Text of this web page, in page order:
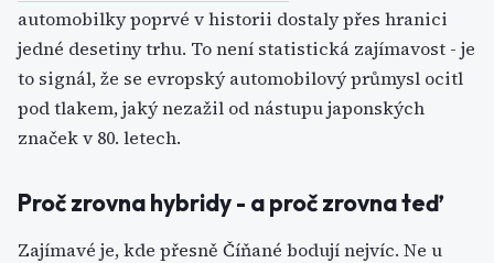
automobilky poprvé v historii dostaly přes hranici
jedné desetiny trhu. To není statistická zajímavost - je
to signál, že se evropský automobilový průmysl ocitl
pod tlakem, jaký nezažil od nástupu japonských
značek v 80. letech.
Proč zrovna hybridy - a proč zrovna teď
Zajímavé je, kde přesně Číňané bodují nejvíc. Ne u